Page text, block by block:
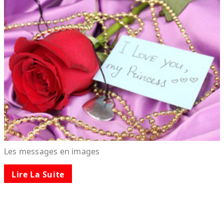
Les messages en images
Lire La Suite